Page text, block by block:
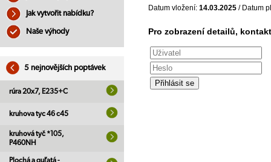
Jak vytvořit nabídku?
Naše výhody
5 nejnovějších poptávek
rúra 20x7, E235+C
kruhova tyc 46 c45
kruhová tyč *105,
P460NH
Plochá a guľatá -
Datum vložení: 14.03.2025 / Datum
Pro zobrazení detailů,